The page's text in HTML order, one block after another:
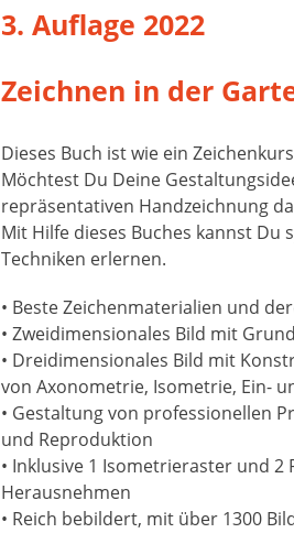
3. Auflage 2022
Zeichnen in der
Dieses Buch ist wie ein
Möchtest Du Deine
repräsentativen Handzeichnung
Mit Hilfe dieses Buches kannst
Techniken erlernen.
• Beste Zeichenmaterialien und
• Zweidimensionales Bild mit
• Dreidimensionales Bild mit
von Axonometrie, Isometrie, Ein-
• Gestaltung von professionellen
und Reproduktion
• Inklusive 1 Isometrieraster und 2
Herausnehmen
• Reich bebildert, mit über 1300